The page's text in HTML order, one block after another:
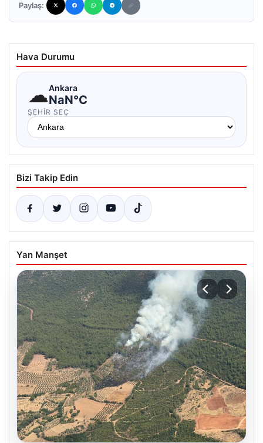
Paylaş:
Hava Durumu
☁Ankara
NaN°C
ŞEHIR SEÇ
Bizi Takip Edin
Yan Manşet